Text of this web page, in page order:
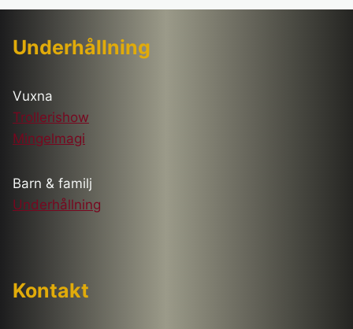
Underhållning
Vuxna
Trollerishow
Mingelmagi
Barn & familj
Underhållning
Kontakt